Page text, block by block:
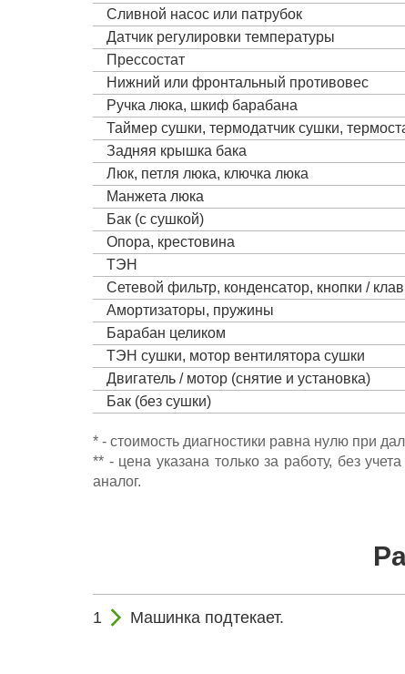
Сливной насос или патрубок
Датчик регулировки температуры
Прессостат
Нижний или фронтальный противовес
Ручка люка, шкиф барабана
Таймер сушки, термодатчик сушки,
Задняя крышка бака
Люк, петля люка, ключка люка
Манжета люка
Бак (с сушкой)
Опора, крестовина
ТЭН
Сетевой фильтр, конденсатор, кнопки /
Амортизаторы, пружины
Барабан целиком
ТЭН сушки, мотор вентилятора сушки
Двигатель / мотор (снятие и установка)
Бак (без сушки)
* - стоимость диагностики равна нулю при
** - цена указана только за работу, без
аналог.
Машинка подтекает.